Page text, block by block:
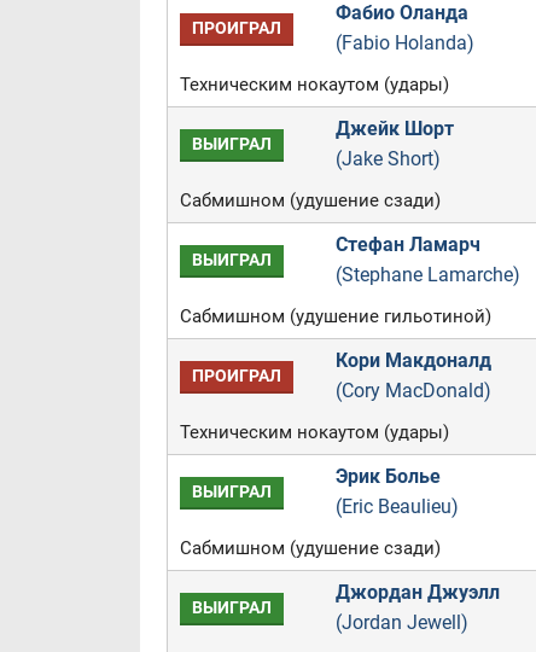
ПРОИГРАЛ
Фабио Оланда
(Fabio Holanda)
Техническим нокаутом (удары)
ВЫИГРАЛ
Джейк Шорт
(Jake Short)
Сабмишном (удушение сзади)
ВЫИГРАЛ
Стефан Ламарч
(Stephane Lamarche)
Сабмишном (удушение гильотиной)
ПРОИГРАЛ
Кори Макдоналд
(Cory MacDonald)
Техническим нокаутом (удары)
ВЫИГРАЛ
Эрик Болье
(Eric Beaulieu)
Сабмишном (удушение сзади)
ВЫИГРАЛ
Джордан Джуэлл
(Jordan Jewell)